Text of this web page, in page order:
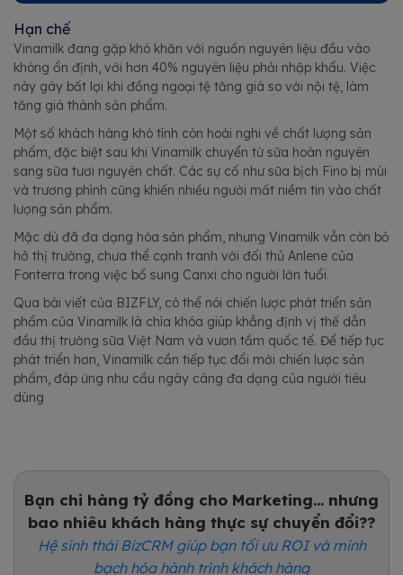
Hạn chế
Vinamilk đang gặp khó khăn với nguồn nguyên liệu đầu vào
không ổn định, với hơn 40% nguyên liệu phải nhập khẩu. Việc
này gây bất lợi khi đồng ngoại tệ tăng giá so với nội tệ, làm
tăng giá thành sản phẩm.
Một số khách hàng khó tính còn hoài nghi về chất lượng sản
phẩm, đặc biệt sau khi Vinamilk chuyển từ sữa hoàn nguyên
sang sữa tươi nguyên chất. Các sự cố như sữa bịch Fino bị mùi
và trương phình cũng khiến nhiều người mất niềm tin vào chất
lượng sản phẩm.
Mặc dù đã đa dạng hóa sản phẩm, nhưng Vinamilk vẫn còn bỏ
hở thị trường, chưa thể cạnh tranh với đối thủ Anlene của
Fonterra trong việc bổ sung Canxi cho người lớn tuổi.
Qua bài viết của BIZFLY, có thể nói chiến lược phát triển sản
phẩm của Vinamilk là chìa khóa giúp khẳng định vị thế dẫn
đầu thị trường sữa Việt Nam và vươn tầm quốc tế. Để tiếp tục
phát triển hơn, Vinamilk cần tiếp tục đổi mới chiến lược sản
phẩm, đáp ứng nhu cầu ngày càng đa dạng của người tiêu
dùng
Bạn chi hàng tỷ đồng cho Marketing... nhưng
bao nhiêu khách hàng thực sự chuyển đổi??
Hệ sinh thái BizCRM giúp bạn tối ưu ROI và minh
bạch hóa hành trình khách hàng